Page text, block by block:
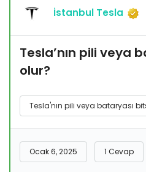
İstanbul Tesla
Tesla’nın pili veya
olur?
Tesla'nın pili veya bataryası
Ocak 6, 2025 1 Cevap